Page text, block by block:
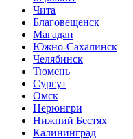
Чита
Благовещенск
Магадан
Южно-Сахалинск
Челябинск
Тюмень
Сургут
Омск
Нерюнгри
Нижний Бестях
Калининград